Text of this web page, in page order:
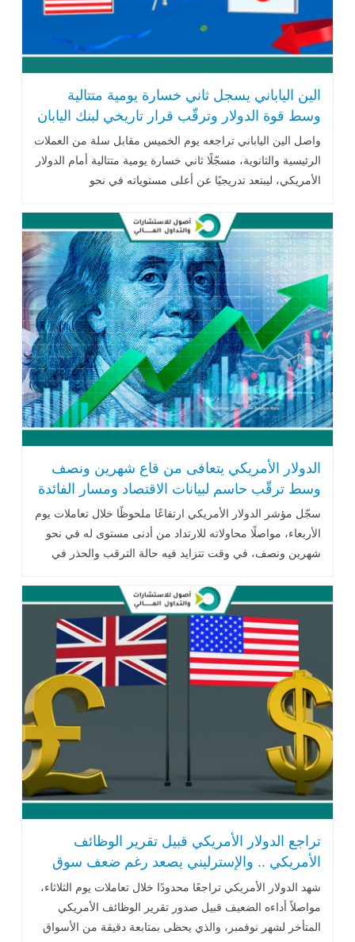
الين الياباني يسجل ثاني خسارة يومية متتالية
وسط قوة الدولار وترقّب قرار تاريخي لبنك اليابان
واصل الين الياباني تراجعه يوم الخميس مقابل سلة من العملات
الرئيسية والثانوية، مسجّلًا ثاني خسارة يومية متتالية أمام الدولار
الأمريكي، ليبتعد تدريجيًا عن أعلى مستوياته في نحو
الدولار الأمريكي يتعافى من قاع شهرين ونصف
وسط ترقّب حاسم لبيانات الاقتصاد ومسار الفائدة
سجّل مؤشر الدولار الأمريكي ارتفاعًا ملحوظًا خلال تعاملات يوم
الأربعاء، مواصلًا محاولاته للارتداد من أدنى مستوى له في نحو
شهرين ونصف، في وقت تتزايد فيه حالة الترقب والحذر في
تراجع الدولار الأمريكي قبيل تقرير الوظائف
الأمريكي .. والإسترليني يصعد رغم ضعف سوق
العمل
شهد الدولار الأمريكي تراجعًا محدودًا خلال تعاملات يوم الثلاثاء،
مواصلاً أداءه الضعيف قبيل صدور تقرير الوظائف الأمريكي
المتأخر لشهر نوفمبر، والذي يحظى بمتابعة دقيقة من الأسواق